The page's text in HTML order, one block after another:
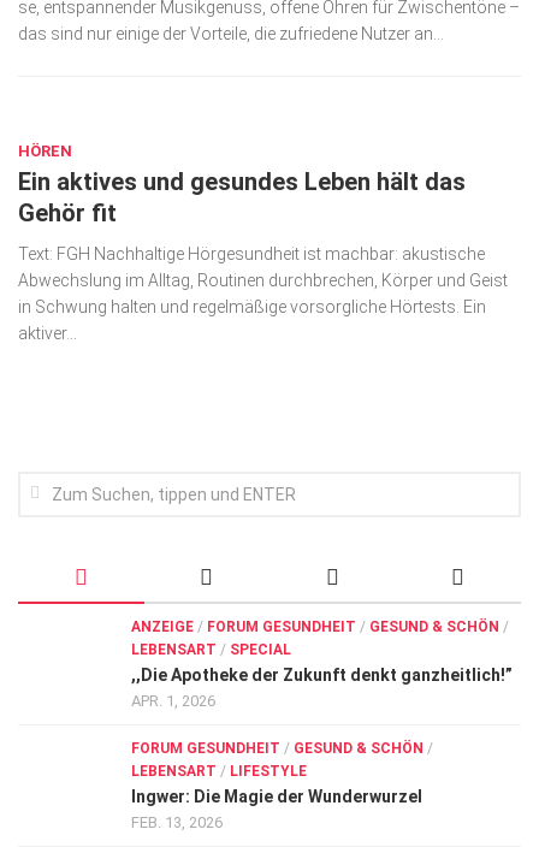
Wirtschaft, Recht, Finanzen
Allgemein
Sehen
Kampf gegen Krebs
Hören
se, entspannender Musikge­nuss, offene Ohren für Zwischentöne ­–
das sind nur einige der Vorteile, die zufriedene Nutzer an...
HÖREN
Ein aktives und gesundes Leben hält das
Gehör fit
Text: FGH Nachhaltige Hörgesundheit ist machbar: akustische
Abwechslung im Alltag, Routi­nen durchbrechen, Körper und Geist
in Schwung halten und regelmäßige vorsorgliche Hörtests. Ein
aktiver...
ANZEIGE / FORUM GESUNDHEIT / GESUND & SCHÖN /
LEBENSART / SPECIAL
,,Die Apotheke der Zukunft denkt ganzheitlich!”
APR. 1, 2026
FORUM GESUNDHEIT / GESUND & SCHÖN /
LEBENSART / LIFESTYLE
Ingwer: Die Magie der Wunderwurzel
FEB. 13, 2026